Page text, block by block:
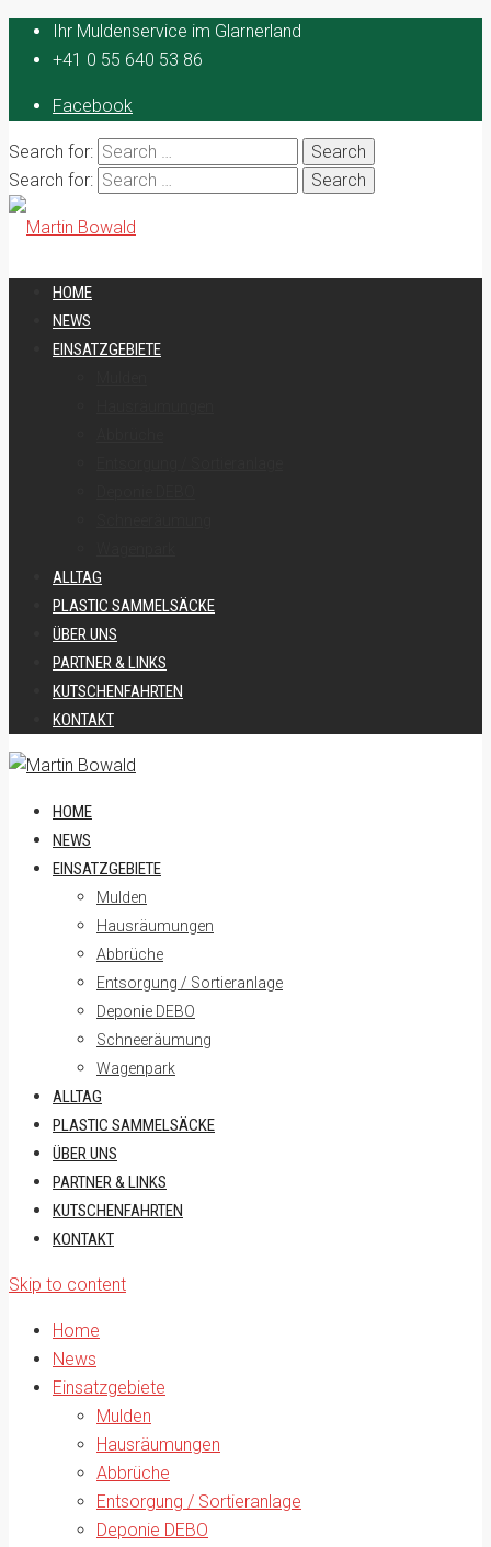
Ihr Muldenservice im Glarnerland
+41 0 55 640 53 86
Facebook
Search for:
Search for:
HOME
NEWS
EINSATZGEBIETE
ALLTAG
PLASTIC SAMMELSÄCKE
ÜBER UNS
PARTNER & LINKS
KUTSCHENFAHRTEN
KONTAKT
HOME
NEWS
EINSATZGEBIETE
Mulden
Hausräumungen
Abbrüche
Entsorgung / Sortieranlage
Deponie DEBO
Schneeräumung
Wagenpark
ALLTAG
PLASTIC SAMMELSÄCKE
ÜBER UNS
PARTNER & LINKS
KUTSCHENFAHRTEN
KONTAKT
Skip to content
Home
News
Einsatzgebiete
Mulden
Hausräumungen
Abbrüche
Entsorgung / Sortieranlage
Deponie DEBO